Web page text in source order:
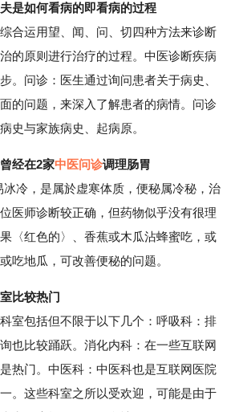
是如何看病的即看病的过程
运用望、闻、问、切四种方法来诊断
的原则进行治疗的过程。中医诊断疾病
。问诊：医生通过询问患者关于病史、
的问题，来深入了解患者的病情。问诊
史与家族病史、起病原。
经在2家中医问诊调理肠胃
冷，是属於虚寒体质，便秘属冷秘，治
医师诊断较正确，但药物似乎没有很理
〈红色的〉、香蕉或木瓜沾蜂蜜吃，或
吃地瓜，可改善便秘的问题。
比较热门
包括但不限于以下几个：呼吸科：排
也比较踊跃。消化内科：在一些互联网
热门。中医科：中医科也是互联网医院
。这些科室之所以受欢迎，可能是由于